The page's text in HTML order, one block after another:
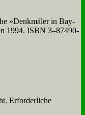
»Denk­mä­ler in Bay­
1994. ISBN 3–87490-
Erforderliche